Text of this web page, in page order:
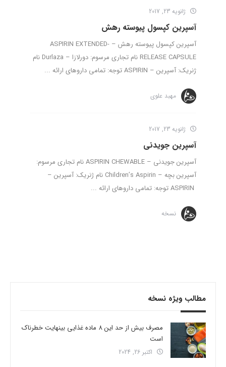
ژانویه 23, 2017
آسپرین کپسول پیوسته رهش
آسپرین کپسول پیوسته رهش – ASPIRIN EXTENDED-
RELEASE CAPSULE نام تجاری مرسوم: دورلازا – Durlaza نام
ژنریک: آسپرین – ASPIRIN توجه: تمامی داروهای ارائه ...
مهبد علوی
ژانویه 23, 2017
آسپرین جویدنی
آسپرین جویدنی – ASPIRIN CHEWABLE نام تجاری مرسوم:
آسپرین بچه – Children’s Aspirin نام ژنریک: آسپرین –
نسخه
مطالب ویژه نسخه
مصرف بیش از حد این 8 ماده غذایی بینهایت خطرناک
است
اکتبر 26, 2024